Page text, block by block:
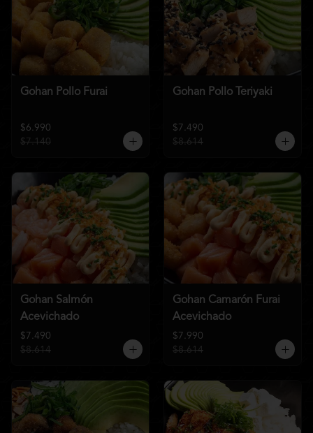
Gohan Pollo Furai
$6.990
$7.140
Gohan Pollo Teriyaki
$7.490
$8.614
Gohan Salmón
Acevichado
$7.490
$8.614
Gohan Camarón Furai
Acevichado
$7.990
$8.614